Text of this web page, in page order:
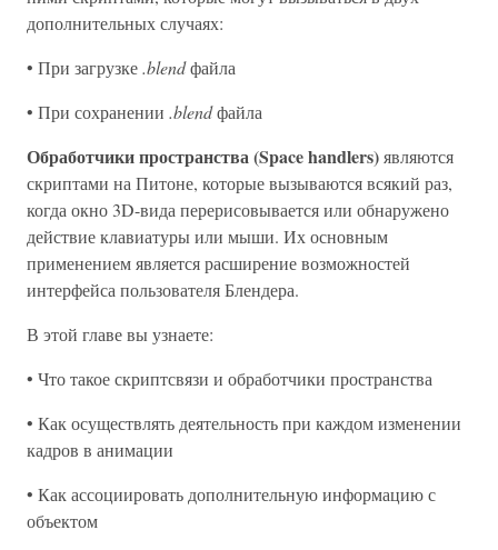
дополнительных случаях:
• При загрузке.blendфайла
• При сохранении .blendфайла
Обработчики пространства (Space handlers)являются
скриптами на Питоне, которые вызываются всякий раз,
когда окно 3D-вида перерисовывается или обнаружено
действие клавиатуры или мыши. Их основным
применением является расширение возможностей
интерфейса пользователя Блендера.
В этой главе вы узнаете:
• Что такое скриптсвязи и обработчики пространства
• Как осуществлять деятельность при каждом изменении
кадров в анимации
• Как ассоциировать дополнительную информацию с
объектом